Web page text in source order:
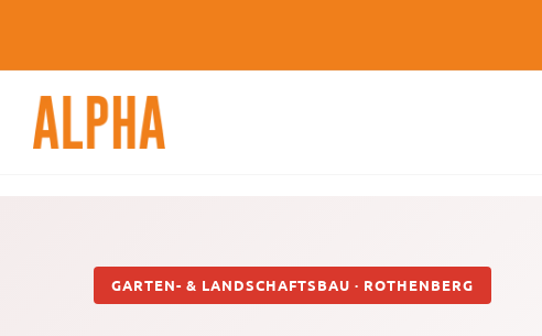
content
GARTEN- & LANDSCHAFTSBAU · ROTHENBERG